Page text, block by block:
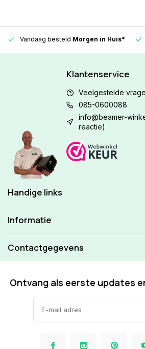
Vandaag besteld Morgen in Huis*
Klantenservice
Veelgestelde
085-0600088
info@beamer-
reactie)
Handige links
Informatie
Contactgegevens
Ontvang als eerste updates